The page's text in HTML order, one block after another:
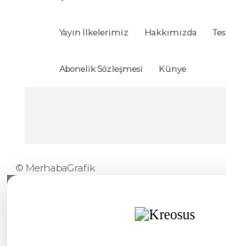
Yayın İlkelerimiz Hakkımızda
Abonelik Sözleşmesi Künye
© MerhabaGrafik